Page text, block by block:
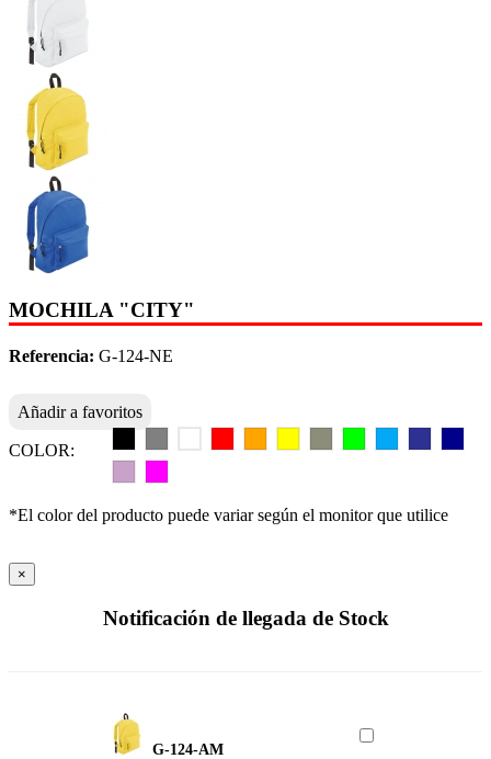
MOCHILA "CITY"
Referencia: G-124-NE
Añadir a favoritos
COLOR:
*El color del producto puede variar según el monitor que utilice
×
Notificación de llegada de Stock
G-124-AM